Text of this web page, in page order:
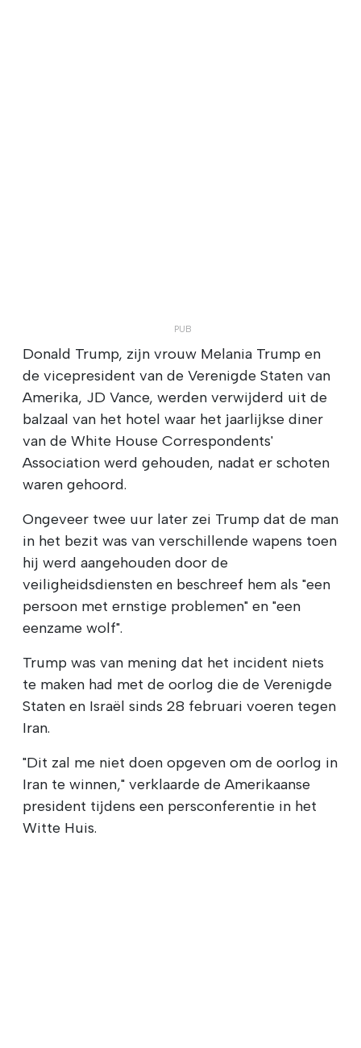
Donald Trump, zijn vrouw Melania Trump en
de vicepresident van de Verenigde Staten van
Amerika, JD Vance, werden verwijderd uit de
balzaal van het hotel waar het jaarlijkse diner
van de White House Correspondents'
Association werd gehouden, nadat er schoten
waren gehoord.
Ongeveer twee uur later zei Trump dat de man
in het bezit was van verschillende wapens toen
hij werd aangehouden door de
veiligheidsdiensten en beschreef hem als "een
persoon met ernstige problemen" en "een
eenzame wolf".
Trump was van mening dat het incident niets
te maken had met de oorlog die de Verenigde
Staten en Israël sinds 28 februari voeren tegen
Iran.
"Dit zal me niet doen opgeven om de oorlog in
Iran te winnen," verklaarde de Amerikaanse
president tijdens een persconferentie in het
Witte Huis.